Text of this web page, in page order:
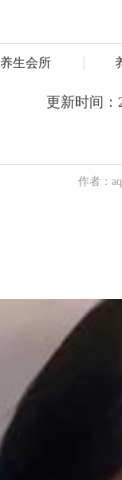
养生会所
更新时间：
作者：